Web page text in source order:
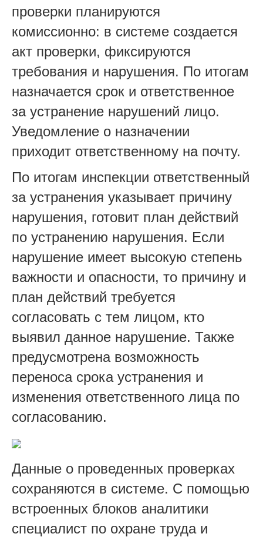
проверки планируются
комиссионно: в системе создается
акт проверки, фиксируются
требования и нарушения. По итогам
назначается срок и ответственное
за устранение нарушений лицо.
Уведомление о назначении
приходит ответственному на почту.
По итогам инспекции ответственный
за устранения указывает причину
нарушения, готовит план действий
по устранению нарушения. Если
нарушение имеет высокую степень
важности и опасности, то причину и
план действий требуется
согласовать с тем лицом, кто
выявил данное нарушение. Также
предусмотрена возможность
переноса срока устранения и
изменения ответственного лица по
согласованию.
Данные о проведенных проверках
сохраняются в системе. С помощью
встроенных блоков аналитики
специалист по охране труда и